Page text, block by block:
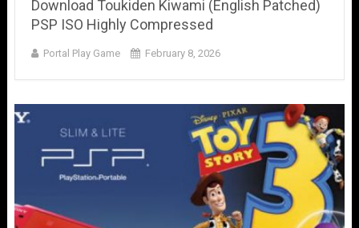
Download Toukiden Kiwami (English Patched)
PSP ISO Highly Compressed
Portal Play Game February 8, 2026